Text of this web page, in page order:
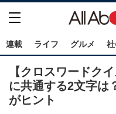
連載 ライフ グルメ
【クロスワードク
に共通する2文字は
がヒント